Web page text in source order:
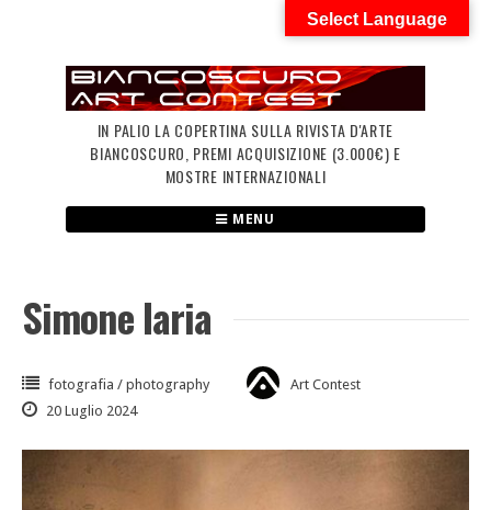
IN PALIO LA COPERTINA SULLA RIVISTA D'ARTE
BIANCOSCURO, PREMI ACQUISIZIONE (3.000€) E
MOSTRE INTERNAZIONALI
MENU
Simone Iaria
fotografia / photography
Art Contest
20 Luglio 2024
Select Language